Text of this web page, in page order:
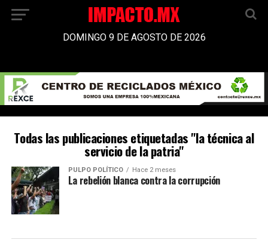
DOMINGO 9 DE AGOSTO DE 2026
Todas las publicaciones etiquetadas "la técnica al
servicio de la patria"
PULPO POLÍTICO Hace 2 meses
La rebelión blanca contra la corrupción